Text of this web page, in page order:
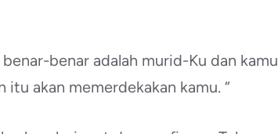
benar adalah murid-Ku dan kamu
akan memerdekakan kamu. “